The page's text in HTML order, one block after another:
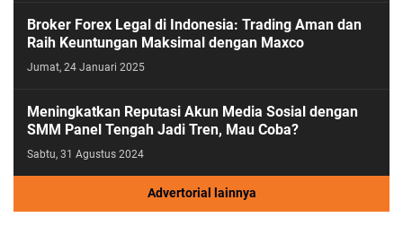
Broker Forex Legal di Indonesia: Trading Aman dan
Raih Keuntungan Maksimal dengan Maxco
Jumat, 24 Januari 2025
Meningkatkan Reputasi Akun Media Sosial dengan
SMM Panel Tengah Jadi Tren, Mau Coba?
Sabtu, 31 Agustus 2024
Advertorial lainnya